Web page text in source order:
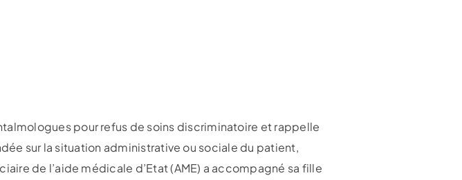
pour refus de soins discriminatoire et rappelle
sur la situation administrative ou sociale du patient,
de l’aide médicale d’Etat (AME) a accompagné sa fille